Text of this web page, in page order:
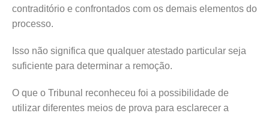
contraditório e confrontados com os demais elementos do
processo.
Isso não significa que qualquer atestado particular seja
suficiente para determinar a remoção.
O que o Tribunal reconheceu foi a possibilidade de
utilizar diferentes meios de prova para esclarecer a